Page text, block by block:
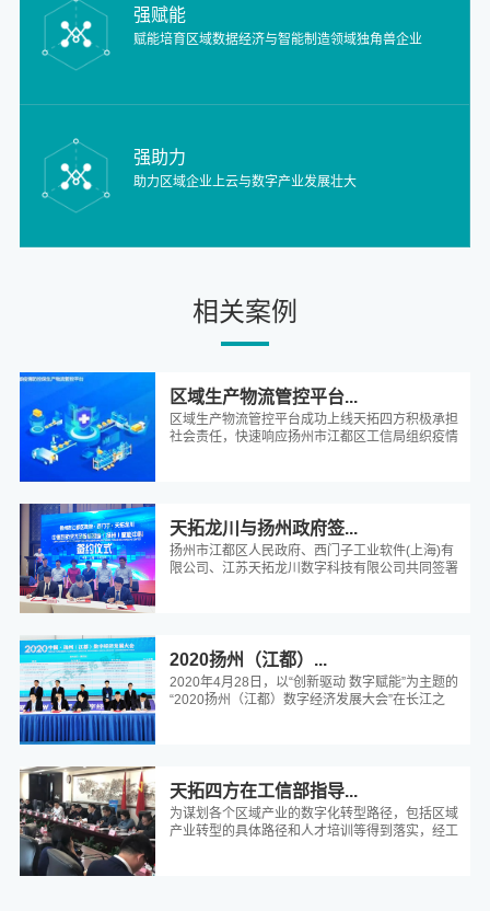
强赋能
赋能培育区域数据经济与智能制造领域独角兽企业
强助力
助力区域企业上云与数字产业发展壮大
相关案例
容
区域生产物流管控平台...
区域生产物流管控平台成功上线天拓四方积极承担
社会责任，快速响应扬州市江都区工信局组织疫情
天拓龙川与扬州政府签...
扬州市江都区人民政府、西门子工业软件(上海)有
限公司、江苏天拓龙川数字科技有限公司共同签署
2020扬州（江都）...
2020年4月28日，以“创新驱动 数字赋能”为主题的
“2020扬州（江都）数字经济发展大会”在长江之
天拓四方在工信部指导...
为谋划各个区域产业的数字化转型路径，包括区域
产业转型的具体路径和人才培训等得到落实，经工